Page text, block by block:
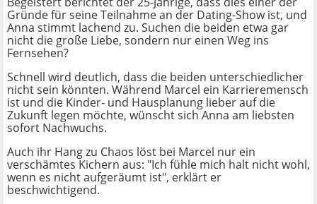
Gründe für seine Teilnahme an der Dating-Show ist, und
Anna stimmt lachend zu. Suchen die beiden etwa gar
nicht die große Liebe, sondern nur einen Weg ins
Fernsehen?
Schnell wird deutlich, dass die beiden unterschiedlicher
nicht sein könnten. Während Marcel ein Karrieremensch
ist und die Kinder- und Hausplanung lieber auf die
Zukunft legen möchte, wünscht sich Anna am liebsten
sofort Nachwuchs.
Auch ihr Hang zu Chaos löst bei Marcel nur ein
verschämtes Kichern aus: "Ich fühle mich halt nicht wohl,
wenn es nicht aufgeräumt ist", erklärt er
beschwichtigend.